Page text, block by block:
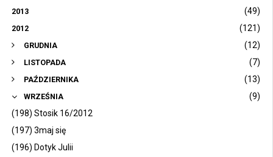
2013 (49)
2012 (121)
GRUDNIA (12)
LISTOPADA (7)
PAŹDZIERNIKA (13)
WRZEŚNIA
(9)
(198) Stosik 16/2012
(197) 3maj się
(196) Dotyk Julii